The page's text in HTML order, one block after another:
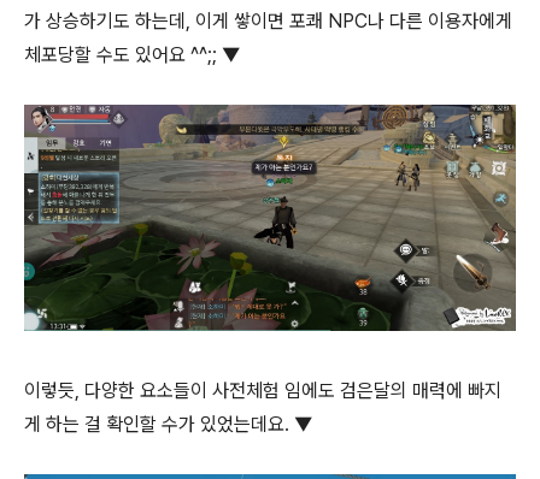
가 상승하기도 하는데, 이게 쌓이면 포쾌 NPC나 다른 이용자에게
체포당할 수도 있어요 ^^;; ▼
이렇듯, 다양한 요소들이 사전체험 임에도 검은달의 매력에 빠지
게 하는 걸 확인할 수가 있었는데요. ▼